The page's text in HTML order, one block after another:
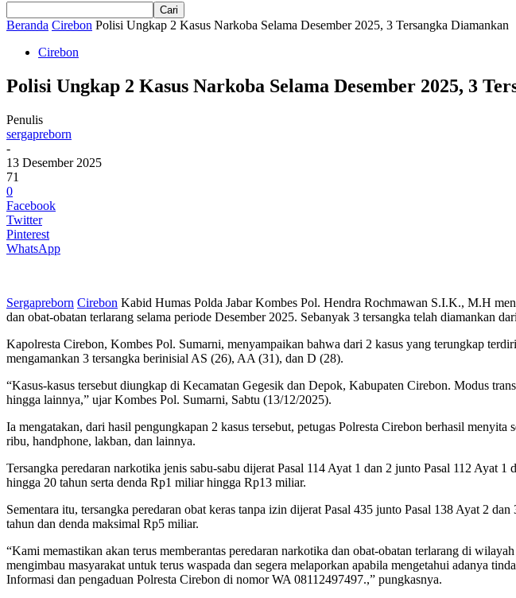
Beranda Cirebon Polisi Ungkap 2 Kasus Narkoba Selama Desember 2025, 3 Tersangka Diamankan
Cirebon
Polisi Ungkap 2 Kasus Narkoba Selama Desember 2025, 3
Penulis
sergapreborn
-
13 Desember 2025
71
0
Facebook
Twitter
Pinterest
WhatsApp
Sergapreborn Cirebon Kabid Humas Polda Jabar Kombes Pol. Hendra Rochmawan S.I.K., M.H
dan obat-obatan terlarang selama periode Desember 2025. Sebanyak 3 tersangka telah diamankan
Kapolresta Cirebon, Kombes Pol. Sumarni, menyampaikan bahwa dari 2 kasus yang terungkap
mengamankan 3 tersangka berinisial AS (26), AA (31), dan D (28).
“Kasus-kasus tersebut diungkap di Kecamatan Gegesik dan Depok, Kabupaten Cirebon. Modus
hingga lainnya,” ujar Kombes Pol. Sumarni, Sabtu (13/12/2025).
Ia mengatakan, dari hasil pengungkapan 2 kasus tersebut, petugas Polresta Cirebon berhasil
ribu, handphone, lakban, dan lainnya.
Tersangka peredaran narkotika jenis sabu-sabu dijerat Pasal 114 Ayat 1 dan 2 junto Pasal 112
hingga 20 tahun serta denda Rp1 miliar hingga Rp13 miliar.
Sementara itu, tersangka peredaran obat keras tanpa izin dijerat Pasal 435 junto Pasal 138 Ayat 2
tahun dan denda maksimal Rp5 miliar.
“Kami memastikan akan terus memberantas peredaran narkotika dan obat-obatan terlarang di
mengimbau masyarakat untuk terus waspada dan segera melaporkan apabila mengetahui adanya
Informasi dan pengaduan Polresta Cirebon di nomor WA 08112497497.,” pungkasnya.